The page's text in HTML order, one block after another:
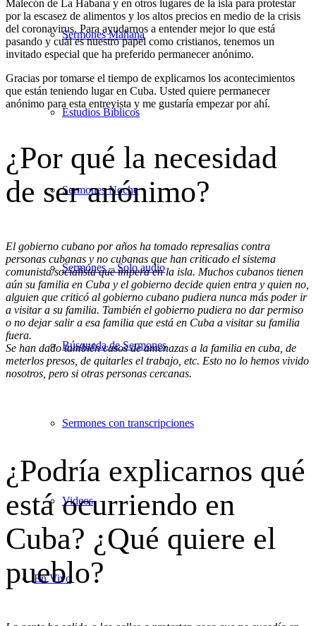
Sermones Mañana
Estudios Bíblicos
Sermones Noche
Sermones – Solo audio
Búsqueda de Sermones
Sermones con transcripciones
Videos
En Vivo
Malecón de La Habana y en otros lugares de la isla para protestar
por la escasez de alimentos y los altos precios en medio de la crisis
del coronavirus. Para ayudarnos a entender mejor lo que está
pasando y cuál es nuestro papel como cristianos, tenemos un
invitado especial que ha preferido permanecer anónimo.
Gracias por tomarse el tiempo de explicarnos los acontecimientos
que están teniendo lugar en Cuba. Usted quiere permanecer
anónimo para esta entrevista y me gustaría empezar por ahí.
¿Por qué la necesidad
de ser anónimo?
El gobierno cubano por años ha tomado represalias contra
personas cubanas y no cubanas que han criticado el sistema
comunista/socialista que impera en la isla. Muchos cubanos tienen
aún su familia en Cuba y el gobierno decide quien entra y quien no,
alguien que criticó al gobierno cubano pudiera nunca más poder ir
a visitar a su familia. También el gobierno pudiera no dar permiso
o no dejar salir a esa familia que está en Cuba a visitar su familia
fuera.
Se han dado también casos de amenazas a la familia en cuba, de
meterlos presos, de quitarles el trabajo, etc. Esto no lo hemos vivido
nosotros, pero si otras personas cercanas.
¿Podría explicarnos qué
está ocurriendo en
Cuba? ¿Qué quiere el
pueblo?